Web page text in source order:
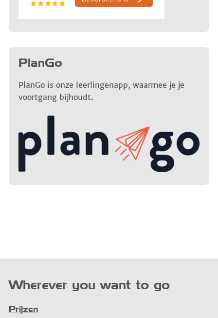
PlanGo
PlanGo is onze leerlingenapp, waarmee je je
voortgang bijhoudt.
Wherever you want to go
Prijzen